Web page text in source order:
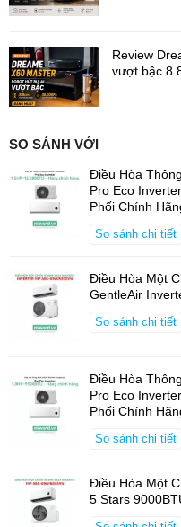
Hiệu Suất Năng
Review
vượt bậc
SO SÁNH VỚI
Điều Hòa
Pro Eco
Phối Chính
So sánh chi tiết
Điều Hòa Một
GentleAir
So sánh chi tiết
Điều Hòa
Pro Eco
Phối Chính
So sánh chi tiết
Điều Hòa Một
5 Stars